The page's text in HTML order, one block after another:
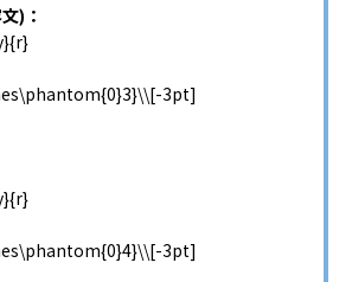
)：
3pt]
3pt]